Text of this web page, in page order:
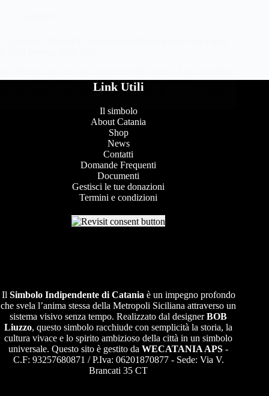
Una bandiera che sia semplice, potente e facilmente
riconoscibile persino da un bambino. Avrete ormai scoperto
Link Utili
Il simbolo
About Catania
Shop
News
Contatti
Domande Frequenti
Documenti
Gestisci le tue donazioni
Termini e condizioni
Il Simbolo Indipendente di Catania è un impegno profondo
che svela l’anima stessa della Metropoli Siciliana attraverso un
sistema visivo senza tempo. Realizzato dal designerBOB
Liuzzo, questo simbolo racchiude con semplicità la storia, la
cultura vivace e lo spirito ambizioso della città in un simbolo
universale. Questo sito è gestito daWECATANIA APS -
C.F: 93257680871 / P.Iva: 06201870877 - Sede: Via V.
Brancati 35 CT